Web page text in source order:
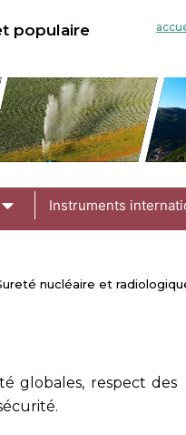
populaire
Instruments
nucléaire et
globales, respect des